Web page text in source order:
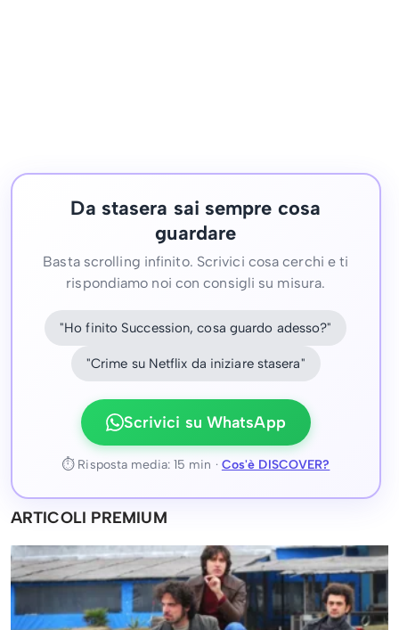
Da stasera sai sempre cosa
guardare
Basta scrolling infinito. Scrivici cosa cerchi e ti
rispondiamo noi con consigli su misura.
"Ho finito Succession, cosa guardo adesso?"
"Crime su Netflix da iniziare stasera"
Scrivici su WhatsApp
⏱ Risposta media: 15 min · Cos'è DISCOVER?
ARTICOLI PREMIUM